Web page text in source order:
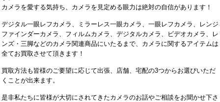
カメラを愛する気持ち、カメラを見定める眼力は絶対の自信があります！
デジタル一眼レフカメラ、ミラーレス一眼カメラ、一眼レフカメラ、レンジ
ファインダーカメラ、フィルムカメラ、デジタルカメラ、ビデオカメラ、レ
ンズ・三脚などのカメラ関連商品にいたるまで、カメラに関するアイテムは
全てお買取させて頂きます！
買取方法も皆様のご要望に応じて出張、店舗、宅配の3つからお選びいただ
くことが出来ます。
是非私たちに皆様が大切にされてきたカメラのお話やご相談をお聞かせ下さ